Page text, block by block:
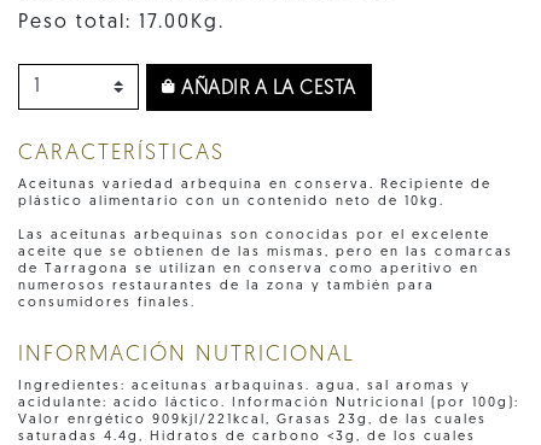
Peso total: 17.00Kg.
AÑADIR A LA CESTA
CARACTERÍSTICAS
Aceitunas variedad arbequina en conserva. Recipiente de
plástico alimentario con un contenido neto de 10kg.
Las aceitunas arbequinas son conocidas por el excelente
aceite que se obtienen de las mismas, pero en las comarcas
de Tarragona se utilizan en conserva como aperitivo en
numerosos restaurantes de la zona y también para
consumidores finales.
INFORMACIÓN NUTRICIONAL
Ingredientes: aceitunas arbaquinas. agua, sal aromas y
acidulante: acído láctico. Información Nutricional (por 100g):
Valor enrgético 909kjl/221kcal, Grasas 23g, de las cuales
saturadas 4.4g, Hidratos de carbono <3g, de los cuales